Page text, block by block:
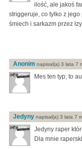
ilość, ale jakoś
striggeruje, co tylko z
śmiech i sarkazm przez
Anonim napisal(a) 3 lata 7
Mes ten typ, to
Jedyny napisal(a) 3 lata 7
Jedyny raper
Dla mnie